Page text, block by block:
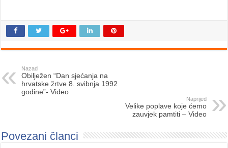
Nazad
Obilježen “Dan sjećanja na
hrvatske žrtve 8. svibnja 1992
godine”- Video
Naprijed
Velike poplave koje ćemo
zauvjek pamtiti – Video
Povezani članci